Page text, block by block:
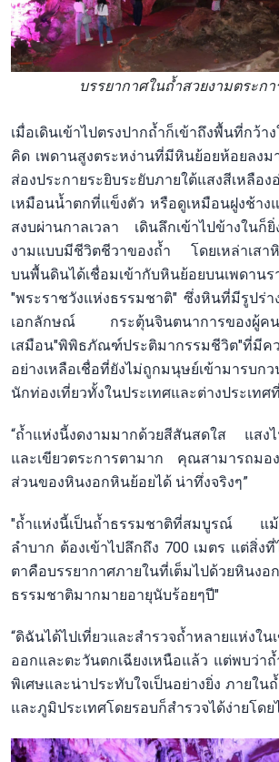
บรรยากาศในถ้ำสวยงามตระก
เมื่อเดินเข้าไปตรงปากถ้ำก็เข้าถึงพื้นที่กว้า
คิด เพดานสูงตระหง่านที่มีหินย้อยห้อยลงม
ส่องประกายระยิบระยับภายใต้แสงสีเห
เหมือนน้ำตกที่แข็งตัว หรือดูเหมือนฝูงช้าง
สงบผ่านกาลเวลา เดินลึกเข้าไปข้างในก็
งามแบบมีชีวิตชีวาของถ้ำ โดยเหล่าเสา
บนพื้นดินได้เชื่อมเข้ากับหินย้อยบนเพดานร
"พระราชวังแห่งธรรมชาติ" ซึ่งหินที่มีรูปร่า
เอกลักษณ์ กระตุ้นจินตนาการของผู้คนที่
เสมือน"พิพิธภัณฑ์ประติมากรรมชีวิต"ที่มีค
อย่างเหลือเชื่อที่ยังไม่ถูกมนุษย์เข้ามารบก
นักท่องเที่ยวทั้งในประเทศและต่างประเทศ
“ถ้ำแห่งนี้งดงามมากด้วยสีสันสดใส แส
และเขียวตระการตามาก คุณสามารถมอง
ส่วนของหินงอกหินย้อยได้ น่าทึ่งจริงๆ”
"ถ้ำแห่งนี้เป็นถ้ำธรรมชาติที่สมบูรณ์ แม้
ลำบาก ต้องเข้าไปลึกถึง 700 เมตร แต่สิ่ง
ตาคือบรรยากาศภายในที่เต็มไปด้วยหินงอ
ธรรมชาติมากมายอายุนับร้อยๆปี"
“ดิฉันได้ไปเที่ยวและสำรวจถ้ำหลายแห่งใน
ออกและตะวันตกเฉียงเหนือแล้ว แต่พบว่า
พิเศษและน่าประทับใจเป็นอย่างยิ่ง ภายใน
และภูมิประเทศโดยรอบก็สำรวจได้ง่ายโดย